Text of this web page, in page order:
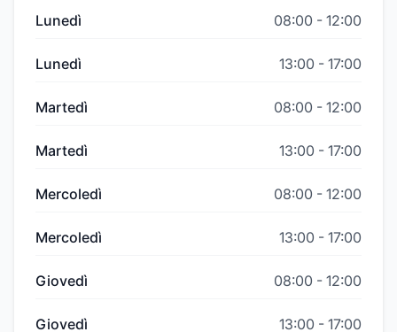
Lunedì 08:00 - 12:00
Lunedì 13:00 - 17:00
Martedì 08:00 - 12:00
Martedì 13:00 - 17:00
Mercoledì 08:00 - 12:00
Mercoledì 13:00 - 17:00
Giovedì 08:00 - 12:00
Giovedì 13:00 - 17:00